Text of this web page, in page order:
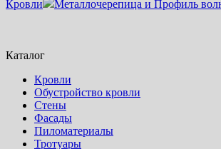
Кровли
Металлочерепица и Профиль
Каталог
Кровли
Обустройство кровли
Стены
Фасады
Пиломатериалы
Тротуары